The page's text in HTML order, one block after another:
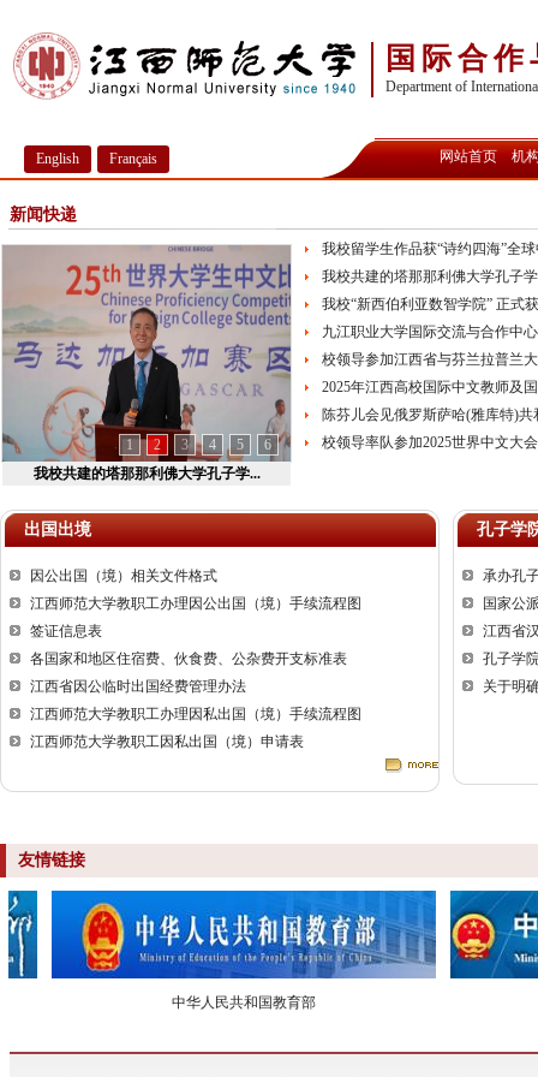
国际合
Department of
English Français 网站首页 机
新闻快递
1 2 3 4 5
6
我校共建的塔那那利佛大学孔子学...
我校留学生作品获“诗约四海”全
我校共建的塔那那利佛大学孔子
我校“新西伯利亚数智学院” 正式
九江职业大学国际交流与合作中
校领导参加江西省与芬兰拉普兰
2025年江西高校国际中文教师及
陈芬儿会见俄罗斯萨哈(雅库特)
校领导率队参加2025世界中文大会
出国出境
因公出国（境）相关文件格式
江西师范大学教职工办理因公出国（境）手续流程图
签证信息表
各国家和地区住宿费、伙食费、公杂费开支标准表
江西省因公临时出国经费管理办法
江西师范大学教职工办理因私出国（境）手续流程图
江西师范大学教职工因私出国（境）申请表
孔子学
承办孔
国家公
江西省
孔子学
关于明
友情链接
中华人民共和国教育部